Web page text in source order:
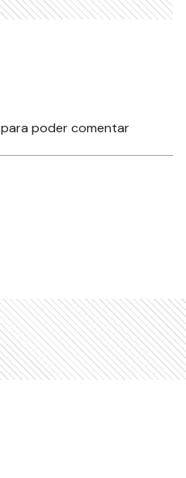
para poder comentar